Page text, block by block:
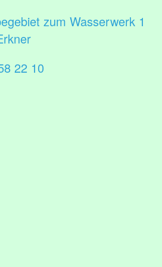
zum Wasserwerk 1
22 10